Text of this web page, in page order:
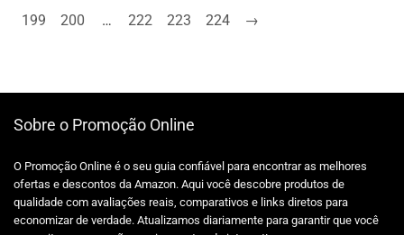
199 200 … 222 223 224 →
Sobre o Promoção Online
O Promoção Online é o seu guia confiável para encontrar as melhores
ofertas e descontos da Amazon. Aqui você descobre produtos de
qualidade com avaliações reais, comparativos e links diretos para
economizar de verdade. Atualizamos diariamente para garantir que você